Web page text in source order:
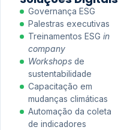
Governança ESG
Palestras executivas
Treinamentos ESG in
company
Workshops de
sustentabilidade
Capacitação em
mudanças climáticas
Automação da coleta
de indicadores